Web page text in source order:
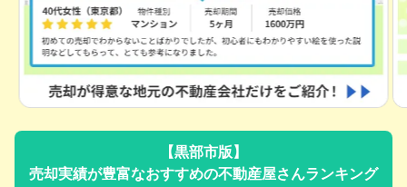
【黒部市版】
売却実績が豊富なおすすめの不動産屋さんランキング